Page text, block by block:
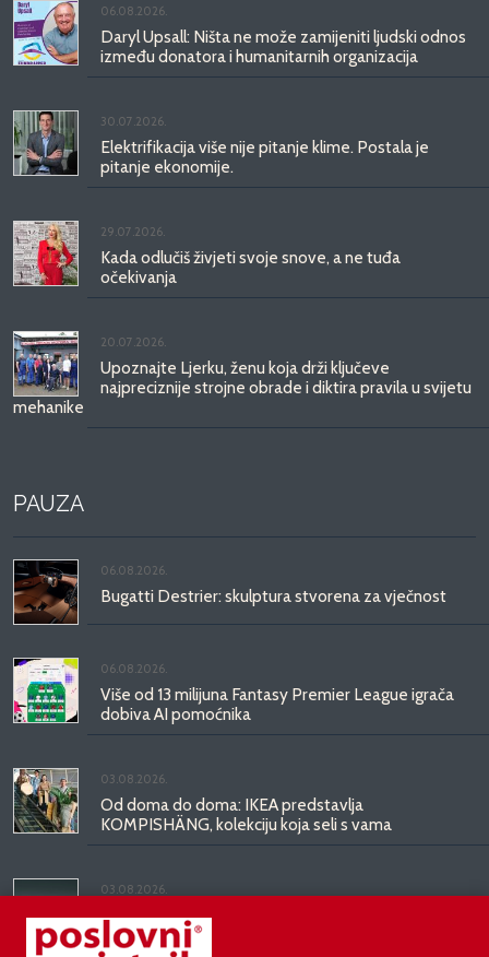
06.08.2026.
Daryl Upsall: Ništa ne može zamijeniti ljudski odnos
između donatora i humanitarnih organizacija
30.07.2026.
Elektrifikacija više nije pitanje klime. Postala je
pitanje ekonomije.
29.07.2026.
Kada odlučiš živjeti svoje snove, a ne tuđa
očekivanja
20.07.2026.
Upoznajte Ljerku, ženu koja drži ključeve
najpreciznije strojne obrade i diktira pravila u svijetu
mehanike
PAUZA
06.08.2026.
Bugatti Destrier: skulptura stvorena za vječnost
06.08.2026.
Više od 13 milijuna Fantasy Premier League igrača
dobiva AI pomoćnika
03.08.2026.
Od doma do doma: IKEA predstavlja
KOMPISHÄNG, kolekciju koja seli s vama
03.08.2026.
Kineski BYD predstavio luksuznu limuzinu veću od
Mercedesove S-klase, obećava domet do 1.000